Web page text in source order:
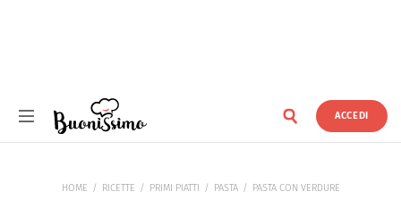
ACCEDI
HOME RICETTE PRIMI PIATTI PASTA PASTA CON VERDURE